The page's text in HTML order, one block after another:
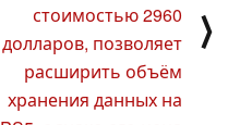
стоимостью 2960
долларов, позволяет
расширить объём
хранения данных на
⟩